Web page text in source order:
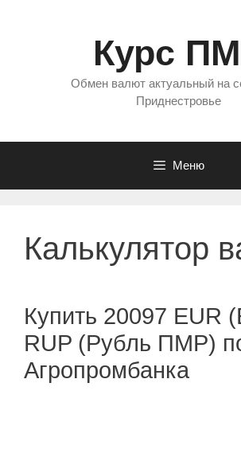
Курс
Обмен валют актуальный на
Приднестровье
Меню
Калькулятор
Купить 20097 EUR
RUP (Рубль ПМР)
Агропромбанка